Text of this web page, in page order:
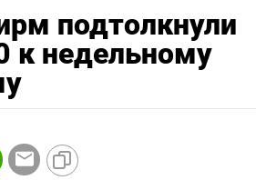
подтолкнули
к недельному